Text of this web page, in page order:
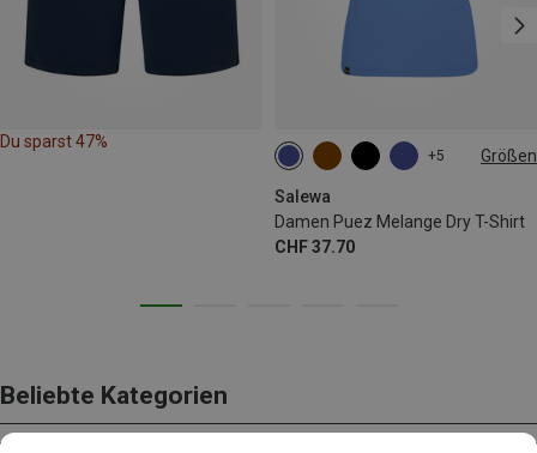
Du sparst 47%
+5 Größen
Salewa
Damen Puez Melange Dry T-Shirt
CHF 37.70
XS S M
Beliebte Kategorien